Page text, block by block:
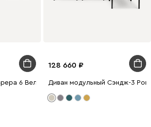
6 Велюр Оливковый
128 660
Диван модульный Сэндж-3